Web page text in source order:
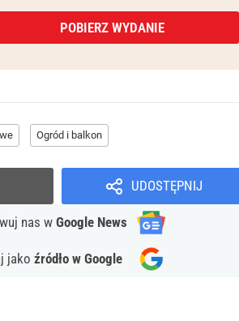
POBIERZ WYDANIE
Ogród i balkon
UDOSTĘPNIJ
nas w Google News
jako źródło w Google